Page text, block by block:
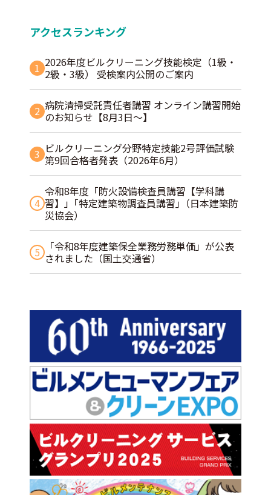
アクセスランキング
1 2026年度ビルクリーニング技能検定（1級・
2級・3級） 受検案内公開のご案内
2 病院清掃受託責任者講習 オンライン講習開始
のお知らせ【8月3日～】
3 ビルクリーニング分野特定技能2号評価試験
第9回合格者発表（2026年6月）
4
令和8年度「防火設備検査員講習【学科講
習】」｢特定建築物調査員講習｣（日本建築防
災協会）
5
「令和8年度建築保全業務労務単価」が公表
されました（国土交通省）